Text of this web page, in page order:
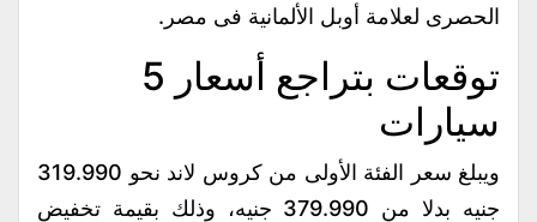
الحصرى لعلامة أوبل الألمانية فى مصر.
توقعات بتراجع أسعار 5
سيارات
ويبلغ سعر الفئة الأولى من كروس لاند نحو 319.990
جنيه بدلا من 379.990 جنيه، وذلك بقيمة تخفيض